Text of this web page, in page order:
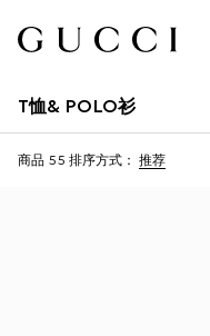
T恤& POLO衫
商品 55 排序方式： 推荐